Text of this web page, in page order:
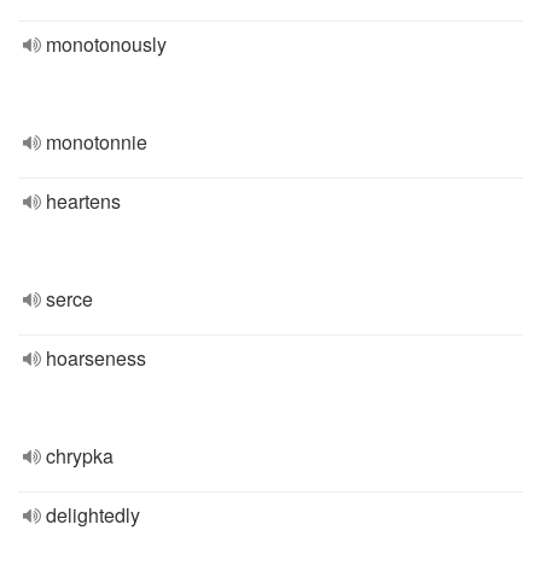
monotonously
monotonnie
heartens
serce
hoarseness
chrypka
delightedly